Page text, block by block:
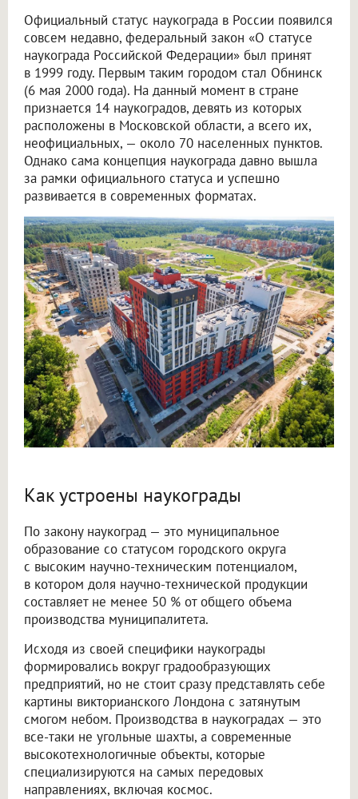
Официальный статус наукограда в России появился
совсем недавно, федеральный закон «О статусе
наукограда Российской Федерации» был принят
в 1999 году. Первым таким городом стал Обнинск
(6 мая 2000 года). На данный момент в стране
признается 14 наукоградов, девять из которых
расположены в Московской области, а всего их,
неофициальных, — около 70 населенных пунктов.
Однако сама концепция наукограда давно вышла
за рамки официального статуса и успешно
развивается в современных форматах.
Как устроены наукограды
По закону наукоград — это муниципальное
образование со статусом городского округа
с высоким научно-техническим потенциалом,
в котором доля научно-технической продукции
составляет не менее 50 % от общего объема
производства муниципалитета.
Исходя из своей специфики наукограды
формировались вокруг градообразующих
предприятий, но не стоит сразу представлять себе
картины викторианского Лондона с затянутым
смогом небом. Производства в наукоградах — это
все-таки не угольные шахты, а современные
высокотехнологичные объекты, которые
специализируются на самых передовых
направлениях, включая космос.